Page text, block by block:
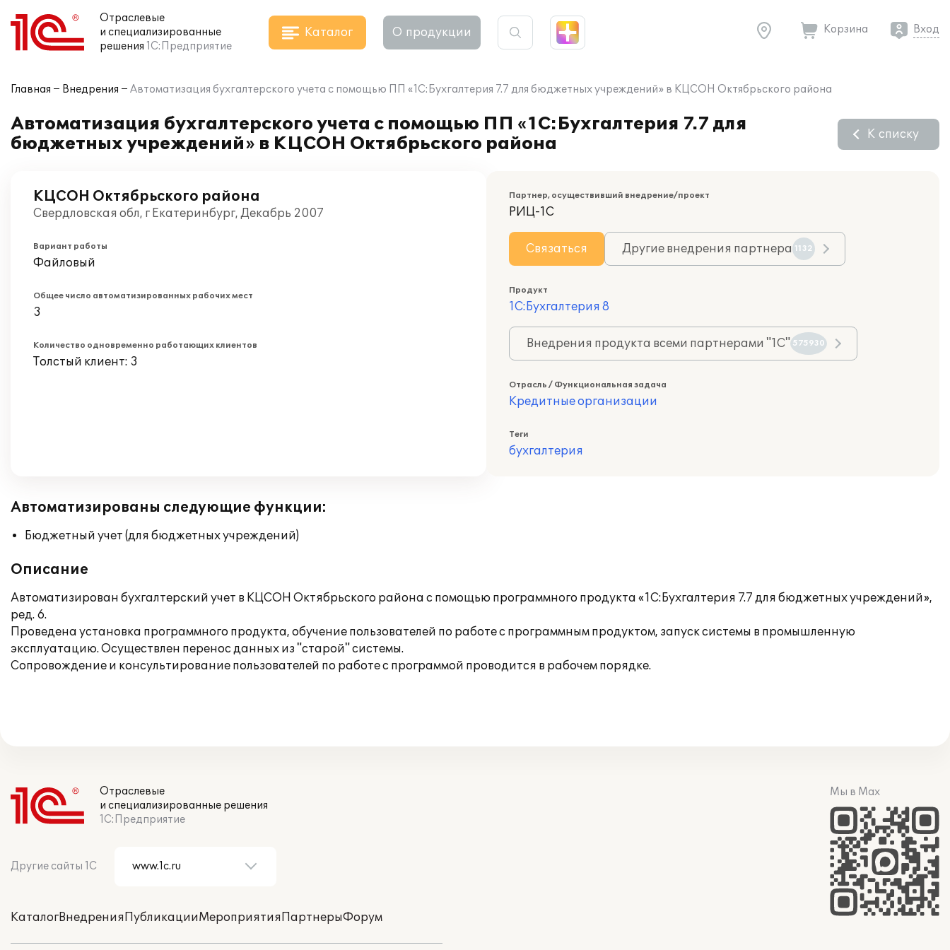
Отраслевые
и специализированные
решения 1С:Предприятие
Каталог О продукции Корзина Вход
Главная Внедрения Автоматизация бухгалтерского учета с помощью ПП «1С:Бухгалтерия 7.7 для бюджетных учреждений» в КЦСОН Октябрьского района
Автоматизация бухгалтерского учета с помощью ПП «1С:Бухгалтерия 7.7 для
бюджетных учреждений» в КЦСОН Октябрьского района
К списку
КЦСОН Октябрьского района
Свердловская обл, г Екатеринбург, Декабрь 2007
Вариант работы
Файловый
Общее число автоматизированных рабочих мест
3
Количество одновременно работающих клиентов
Толстый клиент: 3
Партнер, осуществивший внедрение/проект
РИЦ-1С
Связаться Другие внедрения партнера 1132
Продукт
1С:Бухгалтерия 8
Внедрения продукта всеми партнерами "1С" 575930
Отрасль / Функциональная задача
Кредитные организации
Теги
бухгалтерия
Автоматизированы следующие функции:
Бюджетный учет (для бюджетных учреждений)
Описание
Автоматизирован бухгалтерский учет в КЦСОН Октябрьского района с помощью программного продукта «1С:Бухгалтерия 7.7 для бюджетных учреждений»,
ред. 6.
Проведена установка программного продукта, обучение пользователей по работе с программным продуктом, запуск системы в промышленную
эксплуатацию. Осуществлен перенос данных из "старой" системы.
Сопровождение и консультирование пользователей по работе с программой проводится в рабочем порядке.
Отраслевые
и специализированные решения
1С:Предприятие
Другие сайты 1С
КаталогВнедренияПубликацииМероприятияПартнерыФорум
Мы в Max